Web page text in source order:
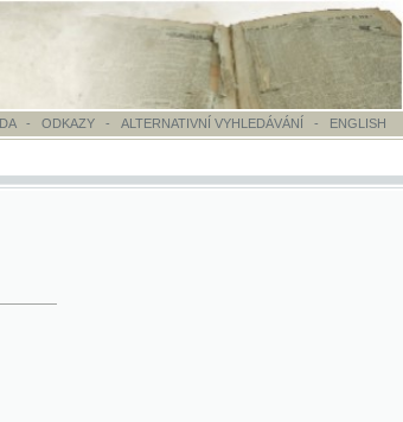
ALTERNATIVNÍ VYHLEDÁVÁNÍ- ENGLISH